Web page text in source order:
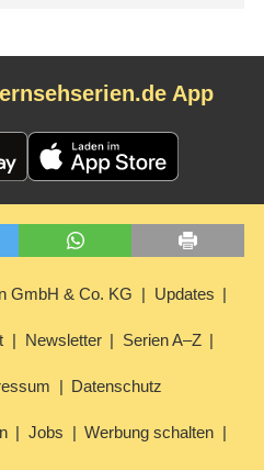
App
GmbH & Co. KG Updates
Newsletter Serien A–Z
Datenschutz
Jobs Werbung schalten